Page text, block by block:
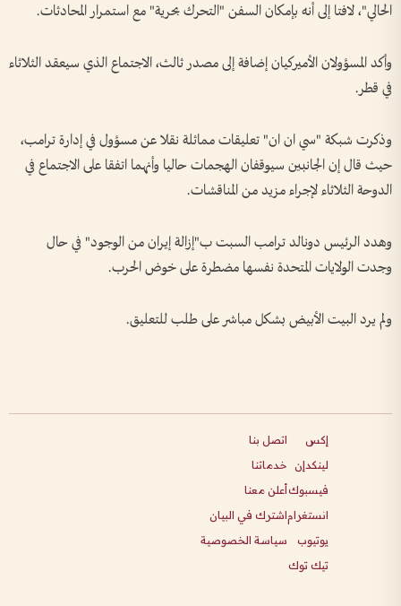
الحالي"، لافتا إلى أنه بإمكان السفن "التحرك بحرية" مع استمرار المحادثات.
وأكد المسؤولان الأميركيان إضافة إلى مصدر ثالث، الاجتماع الذي سيعقد الثلاثاء
في قطر.
وذكرت شبكة "سي ان ان" تعليقات مماثلة نقلا عن مسؤول في إدارة ترامب،
حيث قال إن الجانبين سيوقفان الهجمات حاليا وأنهما اتفقا على الاجتماع في
الدوحة الثلاثاء لإجراء مزيد من المناقشات.
وهدد الرئيس دونالد ترامب السبت ب"إزالة إيران من الوجود" في حال
وجدت الولايات المتحدة نفسها مضطرة على خوض الحرب.
ولم يرد البيت الأبيض بشكل مباشر على طلب للتعليق.
إكس
لينكدإن
فيسبوك
انستغرام
يوتيوب
تيك توك
اتصل بنا
خدماتنا
أعلن معنا
اشترك في البيان
سياسة الخصوصية